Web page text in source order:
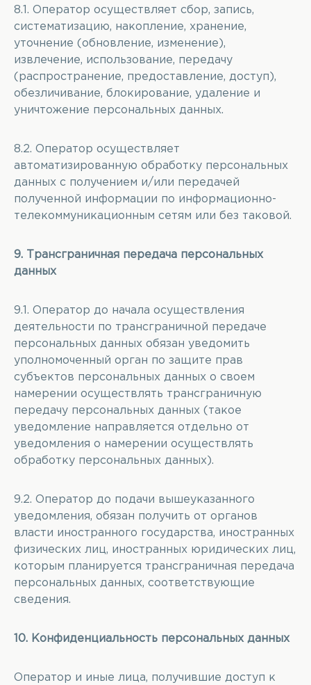
8.1. Оператор осуществляет сбор, запись,
систематизацию, накопление, хранение,
уточнение (обновление, изменение),
извлечение, использование, передачу
(распространение, предоставление, доступ),
обезличивание, блокирование, удаление и
уничтожение персональных данных.
8.2. Оператор осуществляет
автоматизированную обработку персональных
данных с получением и/или передачей
полученной информации по информационно-
телекоммуникационным сетям или без таковой.
9. Трансграничная передача персональных
данных
9.1. Оператор до начала осуществления
деятельности по трансграничной передаче
персональных данных обязан уведомить
уполномоченный орган по защите прав
субъектов персональных данных о своем
намерении осуществлять трансграничную
передачу персональных данных (такое
уведомление направляется отдельно от
уведомления о намерении осуществлять
обработку персональных данных).
9.2. Оператор до подачи вышеуказанного
уведомления, обязан получить от органов
власти иностранного государства, иностранных
физических лиц, иностранных юридических лиц,
которым планируется трансграничная передача
персональных данных, соответствующие
сведения.
10. Конфиденциальность персональных данных
Оператор и иные лица, получившие доступ к